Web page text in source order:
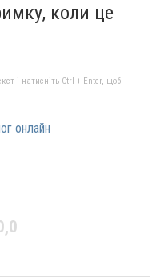
коли це
і натисніть Ctrl + Enter, щоб
онлайн